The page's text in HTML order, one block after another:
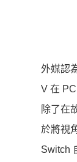
外媒認
V 在
除了在
於將視
Switch